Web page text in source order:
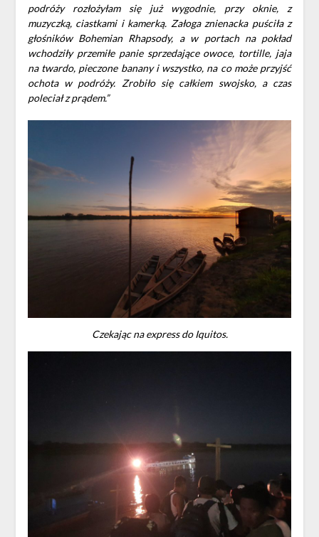
podróży rozłożyłam się już wygodnie, przy oknie, z
muzyczką, ciastkami i kamerką. Załoga znienacka puściła z
głośników Bohemian Rhapsody, a w portach na pokład
wchodziły przemiłe panie sprzedające owoce, tortille, jaja
na twardo, pieczone banany i wszystko, na co może przyjść
ochota w podróży. Zrobiło się całkiem swojsko, a czas
poleciał z prądem.”
Czekając na express do Iquitos.